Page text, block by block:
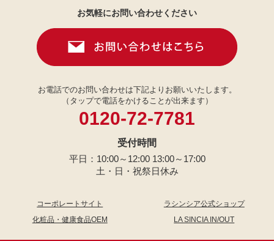
お気軽にお問い合わせください
お電話でのお問い合わせは下記よりお願いいたします。
（タップで電話をかけることが出来ます）
0120-72-7781
受付時間
平日：10:00～12:00 13:00～17:00
土・日・祝祭日休み
コーポレートサイト
ラシンシア公式ショップ
化粧品・健康食品OEM
LA SINCIA IN/OUT